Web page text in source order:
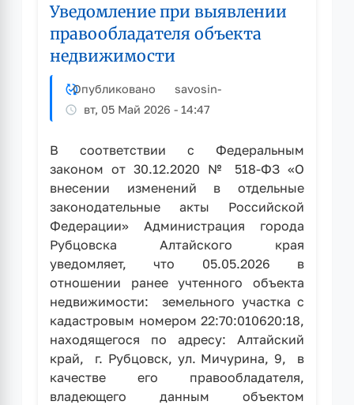
объекта
недвижимости
Уведомление при выявлении
правообладателя объекта
недвижимости
Опубликовано savosin-
вт, 05 Май 2026 - 14:47
В соответствии с Федеральным
законом от 30.12.2020 № 518-ФЗ «О
внесении изменений в отдельные
законодательные акты Российской
Федерации» Администрация города
Рубцовска Алтайского края
уведомляет, что 05.05.2026 в
отношении ранее учтенного объекта
недвижимости: земельного участка с
кадастровым номером 22:70:010620:18,
находящегося по адресу: Алтайский
край, г. Рубцовск, ул. Мичурина, 9, в
качестве его правообладателя,
владеющего данным объектом